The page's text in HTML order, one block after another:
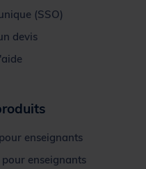
(SSO)
devis
enseignants
enseignants